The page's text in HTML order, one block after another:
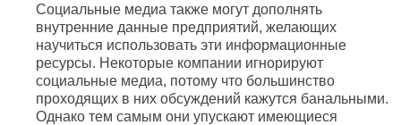
Социальные медиа также могут дополнять
внутренние данные предприятий, желающих
научиться использовать эти информационные
ресурсы. Некоторые компании игнорируют
социальные медиа, потому что большинство
проходящих в них обсуждений кажутся банальными.
Однако тем самым они упускают имеющиеся